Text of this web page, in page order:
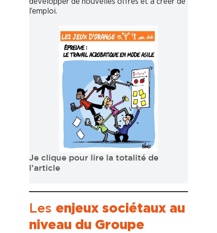
l’emploi.
Je clique pour lire la totalité de
l’article
Les enjeux sociétaux au
niveau du Groupe